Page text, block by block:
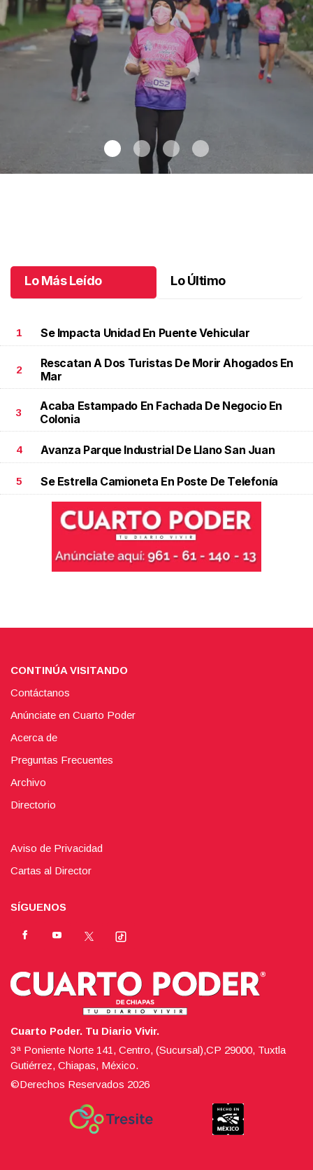
Lo Más Leído Lo Último
1 Se Impacta Unidad En Puente Vehicular
2
Rescatan A Dos Turistas De Morir Ahogados En
Mar
3
Acaba Estampado En Fachada De Negocio En
Colonia
4 Avanza Parque Industrial De Llano San Juan
5 Se Estrella Camioneta En Poste De Telefonía
CONTINÚA VISITANDO
Contáctanos
Anúnciate en Cuarto Poder
Acerca de
Preguntas Frecuentes
Archivo
Directorio
Aviso de Privacidad
Cartas al Director
SÍGUENOS
Cuarto Poder. Tu Diario Vivir.
3ª Poniente Norte 141, Centro, (Sucursal),CP 29000, Tuxtla
Gutiérrez, Chiapas, México.
©Derechos Reservados 2026